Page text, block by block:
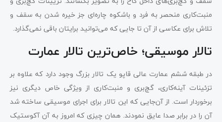
منبت‌کاری منحصر به فرد و باشکوه چاره‌ای جز خیره شدن به سقف و
تلاش برای عکاسی از آن تا جایی که می‌توانید برایتان باقی نمی‌گذارد.
تالار موسیقی؛ خاص‌ترین تالار عمارت
در طبقه ششم عمارت عالی قاپو یک تالار بزرگ وجود دارد که علاوه بر
تزئینات آینه‌کاری، گچ‌بری و منبت‌کاری از ویژگی خاص دیگری نیز
برخوردار است. از آن‌جایی که این تالار برای اجرای موسیقی ساخته شد
آن را در برابر صدا عایق نمودند. همان چیزی که امروز به آن آکوستیک